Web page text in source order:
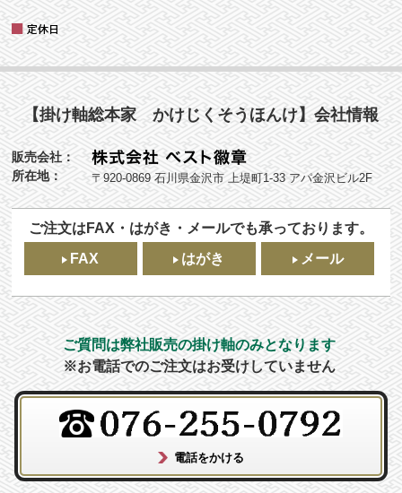
【掛け軸総本家 かけじくそうほんけ】会社情報
販売会社：
所在地：
〒920-0869 石川県金沢市 上堤町1-33 アパ金沢ビル2F
ご注文はFAX・はがき・メールでも承っております。
FAX
はがき メール
ご質問は弊社販売の掛け軸のみとなります
※お電話でのご注文はお受けしていません